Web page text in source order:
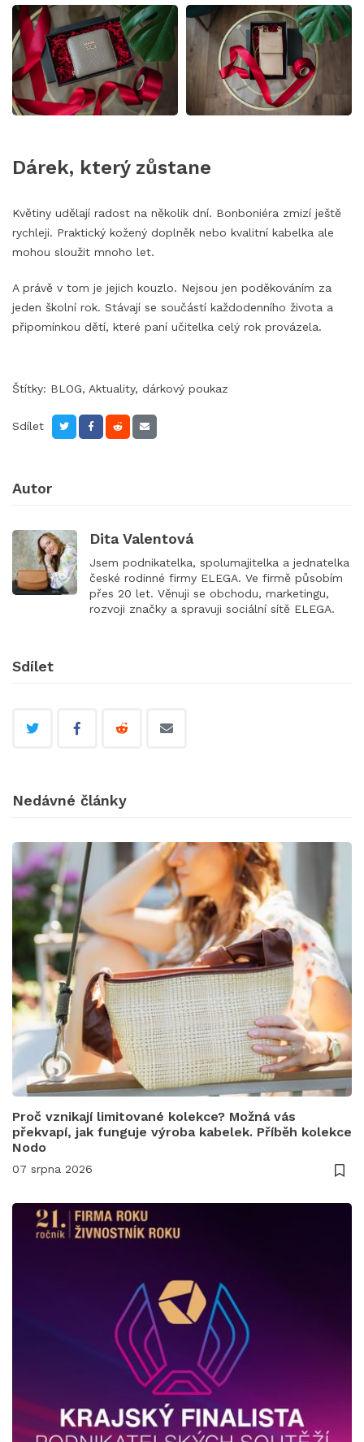
Dárek, který zůstane
Květiny udělají radost na několik dní. Bonboniéra zmizí ještě
rychleji. Praktický kožený doplněk nebo kvalitní kabelka ale
mohou sloužit mnoho let.
A právě v tom je jejich kouzlo. Nejsou jen poděkováním za
jeden školní rok. Stávají se součástí každodenního života a
připomínkou dětí, které paní učitelka celý rok provázela.
Štítky: BLOG, Aktuality, dárkový poukaz
Sdílet
Autor
Dita Valentová
Jsem podnikatelka, spolumajitelka a jednatelka
české rodinné firmy ELEGA. Ve firmě působím
přes 20 let. Věnuji se obchodu, marketingu,
rozvoji značky a spravuji sociální sítě ELEGA.
Sdílet
Nedávné články
Proč vznikají limitované kolekce? Možná vás
překvapí, jak funguje výroba kabelek. Příběh kolekce
Nodo
07 srpna 2026